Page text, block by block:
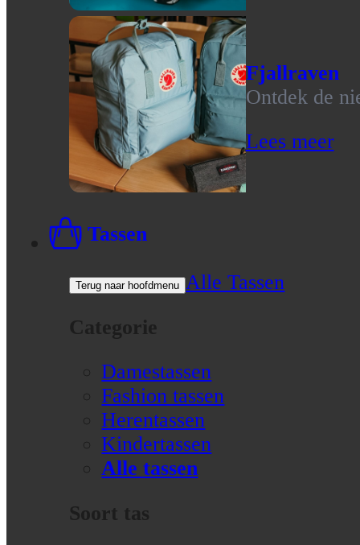
Fjallraven
Ontdek de
Lees meer
Tassen
Terug naar hoofdmenu Alle Tassen
Categorie
Damestassen
Fashion tassen
Herentassen
Kindertassen
Alle tassen
Soort tas